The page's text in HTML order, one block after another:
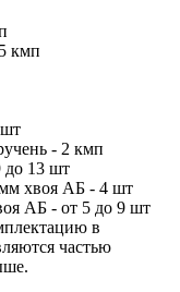
кмп
- 2 кмп
до 13 шт
мм хвоя АБ - 4 шт
АБ - от 5 до 9 шт
в
частью